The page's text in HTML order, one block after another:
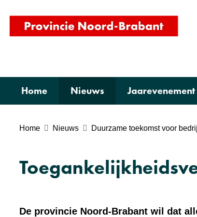
Home Nieuws Jaarevenement
Home Nieuws Duurzame toekomst voor
De provincie Noord-Brabant wil dat